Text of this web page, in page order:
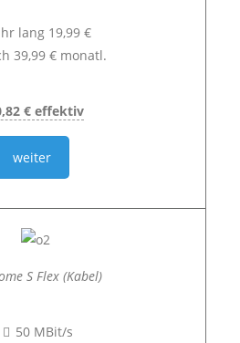
lang 19,99 €
39,99 € monatl.
€ effektiv
weiter
S Flex (Kabel)
50 MBit/s